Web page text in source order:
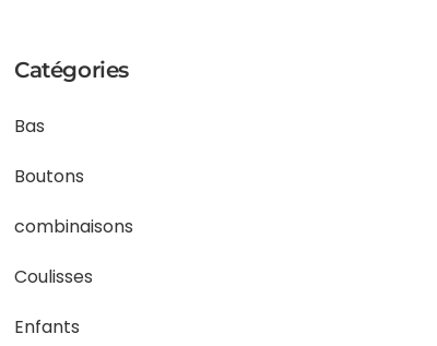
Catégories
Bas
Boutons
combinaisons
Coulisses
Enfants